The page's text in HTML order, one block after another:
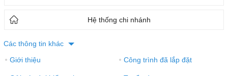
Hệ thống chi nhánh
Các thông tin khác
● Giới thiệu ● Công trình đã lắp đặt